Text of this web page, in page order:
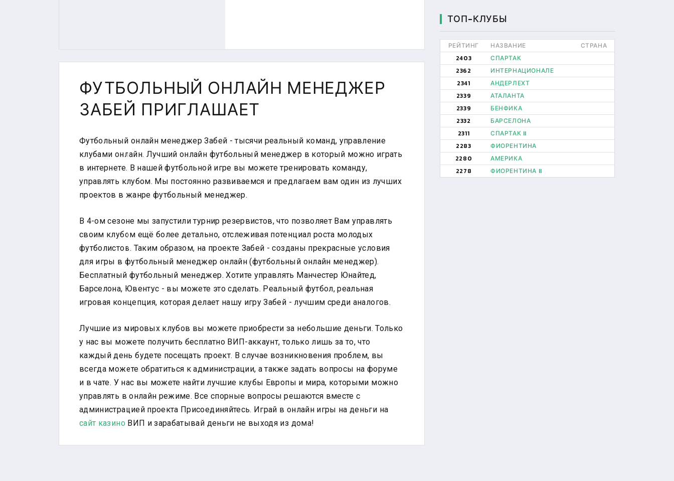
ФУТБОЛЬНЫЙ ОНЛАЙН МЕНЕДЖЕР
ЗАБЕЙ ПРИГЛАШАЕТ
Футбольный онлайн менеджер Забей - тысячи реальный команд, управление
клубами онлайн. Лучший онлайн футбольный менеджер в который можно играть
в интернете. В нашей футбольной игре вы можете тренировать команду,
управлять клубом. Мы постоянно развиваемся и предлагаем вам один из лучших
проектов в жанре футбольный менеджер.
В 4-ом сезоне мы запустили турнир резервистов, что позволяет Вам управлять
своим клубом ещё более детально, отслеживая потенциал роста молодых
футболистов. Таким образом, на проекте Забей - созданы прекрасные условия
для игры в футбольный менеджер онлайн (футбольный онлайн менеджер).
Бесплатный футбольный менеджер. Хотите управлять Манчестер Юнайтед,
Барселона, Ювентус - вы можете это сделать. Реальный футбол, реальная
игровая концепция, которая делает нашу игру Забей - лучшим среди аналогов.
Лучшие из мировых клубов вы можете приобрести за небольшие деньги. Только
у нас вы можете получить бесплатно ВИП-аккаунт, только лишь за то, что
каждый день будете посещать проект. В случае возникновения проблем, вы
всегда можете обратиться к администрации, а также задать вопросы на форуме
и в чате. У нас вы можете найти лучшие клубы Европы и мира, которыми можно
управлять в онлайн режиме. Все спорные вопросы решаются вместе с
администрацией проекта Присоединяйтесь. Играй в онлайн игры на деньги на
сайт казино ВИП и зарабатывай деньги не выходя из дома!
ТОП-КЛУБЫ
РЕЙТИНГ НАЗВАНИЕ
СТРАНА
2403
СПАРТАК
2362
ИНТЕРНАЦИОНАЛЕ
2341
АНДЕРЛЕХТ
2339
АТАЛАНТА
2339
БЕНФИКА
2332
БАРСЕЛОНА
2311
СПАРТАК II
2283
ФИОРЕНТИНА
2280
АМЕРИКА
2278
ФИОРЕНТИНА II